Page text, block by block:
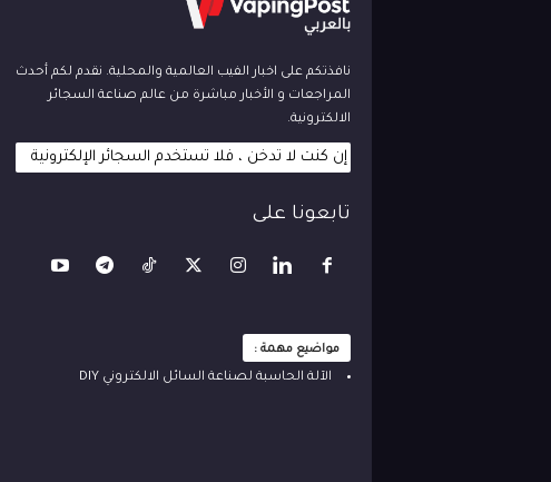
نافذتكم على اخبار الفيب العالمية والمحلية. نقدم لكم أحدث
المراجعات و الأخبار مباشرة من عالم صناعة السجائر
الالكترونية.
إن كنت لا تدخن ، فلا تستخدم السجائر الإلكترونية
تابعونا على
مواضيع مهمة :
الآلة ‫الحاسبة لصناعة السائل الالكتروني‬ DIY